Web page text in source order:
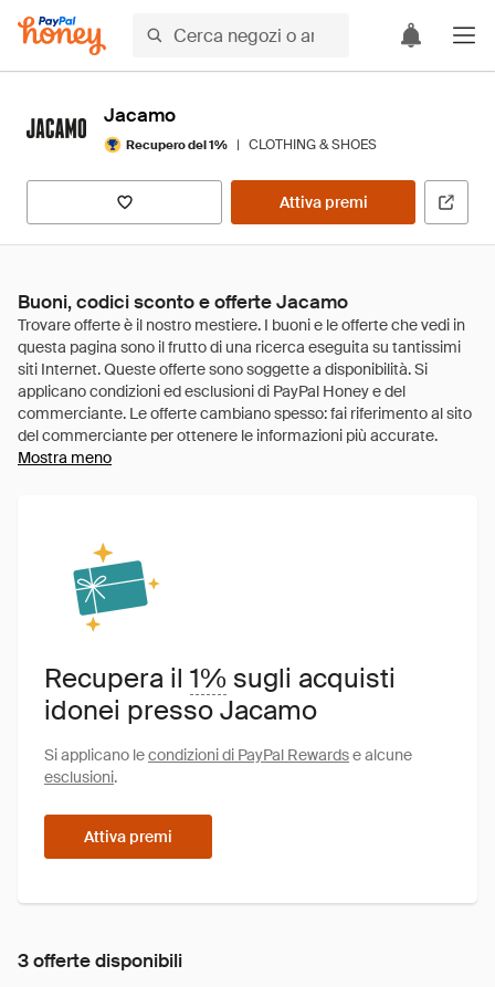
Jacamo
Recupero del 1% | CLOTHING & SHOES
Attiva premi
Buoni, codici sconto e offerte Jacamo
Mostra meno
Recupera il 1% sugli acquisti
idonei presso Jacamo
Si applicano lecondizioni di PayPal Rewardse alcune
esclusioni.
Attiva premi
3 offerte disponibili